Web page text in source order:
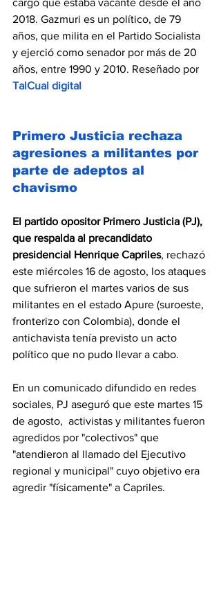
2018. Gazmuri es un político, de 79
años, que milita en el Partido Socialista
y ejerció como senador por más de 20
años, entre 1990 y 2010. Reseñado por
TalCual digital
Primero Justicia rechaza
agresiones a militantes por
parte de adeptos al
chavismo
El partido opositor Primero Justicia (PJ),
que respalda al precandidato
presidencial Henrique Capriles, rechazó
este miércoles 16 de agosto, los ataques
que sufrieron el martes varios de sus
militantes en el estado Apure (suroeste,
fronterizo con Colombia), donde el
antichavista tenía previsto un acto
político que no pudo llevar a cabo.
En un comunicado difundido en redes
sociales, PJ aseguró que este martes 15
de agosto,  activistas y militantes fueron
agredidos por "colectivos" que
"atendieron al llamado del Ejecutivo
regional y municipal" cuyo objetivo era
agredir "físicamente" a Capriles.